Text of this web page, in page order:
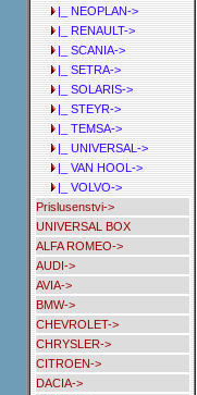
|_ NEOPLAN->
|_ RENAULT->
|_ SCANIA->
|_ SETRA->
|_ SOLARIS->
|_ STEYR->
|_ TEMSA->
|_ UNIVERSAL->
|_ VAN HOOL->
|_ VOLVO->
Prislusenstvi->
UNIVERSAL BOX
ALFA ROMEO->
AUDI->
AVIA->
BMW->
CHEVROLET->
CHRYSLER->
CITROEN->
DACIA->